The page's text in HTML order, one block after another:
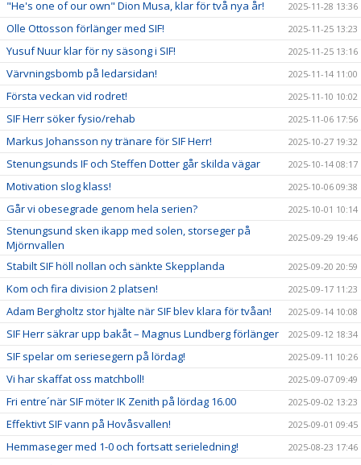
"He's one of our own" Dion Musa, klar för två nya år! 2025-11-28 13:36
Olle Ottosson förlänger med SIF! 2025-11-25 13:23
Yusuf Nuur klar för ny säsong i SIF! 2025-11-25 13:16
Värvningsbomb på ledarsidan! 2025-11-14 11:00
Första veckan vid rodret! 2025-11-10 10:02
SIF Herr söker fysio/rehab 2025-11-06 17:56
Markus Johansson ny tränare för SIF Herr! 2025-10-27 19:32
Stenungsunds IF och Steffen Dotter går skilda vägar 2025-10-14 08:17
Motivation slog klass! 2025-10-06 09:38
Går vi obesegrade genom hela serien? 2025-10-01 10:14
Stenungsund sken ikapp med solen, storseger på
Mjörnvallen
2025-09-29 19:46
Stabilt SIF höll nollan och sänkte Skepplanda 2025-09-20 20:59
Kom och fira division 2 platsen! 2025-09-17 11:23
Adam Bergholtz stor hjälte när SIF blev klara för tvåan! 2025-09-14 10:08
SIF Herr säkrar upp bakåt – Magnus Lundberg förlänger 2025-09-12 18:34
SIF spelar om seriesegern på lördag! 2025-09-11 10:26
Vi har skaffat oss matchboll! 2025-09-07 09:49
Fri entre´när SIF möter IK Zenith på lördag 16.00 2025-09-02 13:23
Effektivt SIF vann på Hovåsvallen! 2025-09-01 09:45
Hemmaseger med 1-0 och fortsatt serieledning! 2025-08-23 17:46